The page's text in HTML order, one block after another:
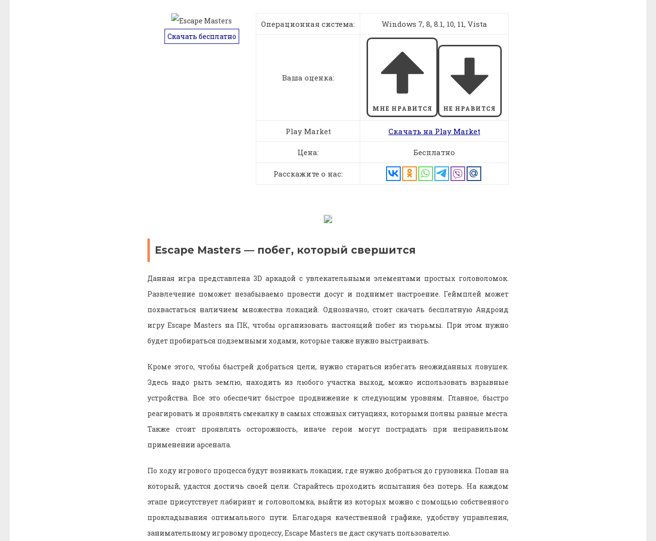
Скачать бесплатно
Операционная система: Windows 7, 8, 8.1, 10, 11, Vista
Ваша оценка:
МНЕ НРАВИТСЯ НЕ НРАВИТСЯ
Play Market Скачать на Play Market
Цена: Бесплатно
Расскажите о нас:
Escape Masters — побег, который свершится
Данная игра представлена 3D аркадой с увлекательными элементами простых головоломок.
Развлечение поможет незабываемо провести досуг и поднимет настроение. Геймплей может
похвастаться наличием множества локаций. Однозначно, стоит скачать бесплатную Андроид
игру Escape Masters на ПК, чтобы организовать настоящий побег из тюрьмы. При этом нужно
будет пробираться подземными ходами, которые также нужно выстраивать.
Кроме этого, чтобы быстрей добраться цели, нужно стараться избегать неожиданных ловушек.
Здесь надо рыть землю, находить из любого участка выход, можно использовать взрывные
устройства. Все это обеспечит быстрое продвижение к следующим уровням. Главное, быстро
реагировать и проявлять смекалку в самых сложных ситуациях, которыми полны разные места.
Также стоит проявлять осторожность, иначе герои могут пострадать при неправильном
применении арсенала.
По ходу игрового процесса будут возникать локации, где нужно добраться до грузовика. Попав на
который, удастся достичь своей цели. Старайтесь проходить испытания без потерь. На каждом
этапе присутствует лабиринт и головоломка, выйти из которых можно с помощью собственного
прокладывания оптимального пути. Благодаря качественной графике, удобству управления,
занимательному игровому процессу, Escape Masters не даст скучать пользователю.